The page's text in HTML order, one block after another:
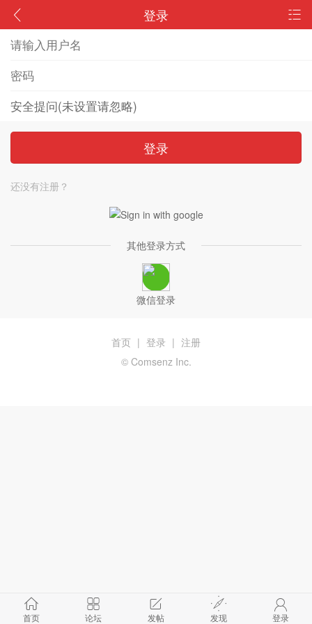
登录
登录
还没有注册？
其他登录方式
微信登录
首页 论坛 发帖 发现 登录
首页 | 登录 | 注册
© Comsenz Inc.